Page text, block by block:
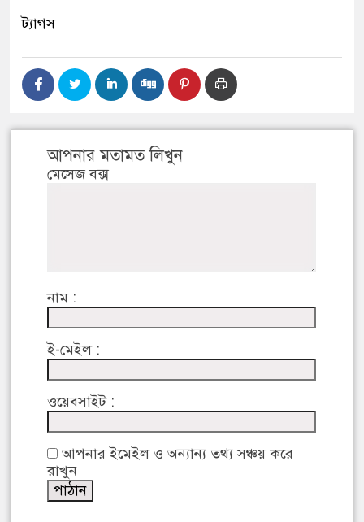
ট্যাগস
আপনার মতামত লিখুন
মেসেজ বক্স
নাম :
ই-মেইল :
ওয়েবসাইট :
আপনার ইমেইল ও অন্যান্য তথ্য সঞ্চয় করে
রাখুন